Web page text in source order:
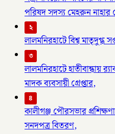
পরিষদ সদস্য মেহরুন নাহার
২
লালমনিরহাটে বিশ্ব মাতৃদুগ্ধ
৩
লালমনিরহাটে হাতীবান্ধায়
মাদক ব্যবসায়ী গ্রেপ্তার,
৪
কালীগঞ্জ পৌরসভার
সনদপত্র বিতরণ,